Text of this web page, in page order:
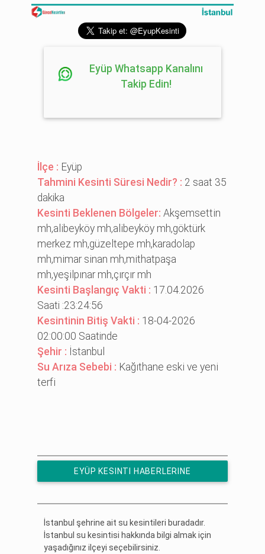
Eyüp Whatsapp Kanalını
Takip Edin!
İlçe : Eyüp
Tahmini Kesinti Süresi Nedir? : 2 saat 35
dakika
Kesinti Beklenen Bölgeler:Akşemsetti̇n
mh,ali̇beyköy mh,ali̇beyköy mh,göktürk
merkez mh,güzeltepe mh,karadolap
mh,mi̇mar si̇nan mh,mi̇thatpaşa
mh,yeşi̇lpınar mh,çırçır mh
Kesinti Başlangıç Vakti : 17.04.2026
Saati :23:24:56
Kesintinin Bitiş Vakti : 18-04-2026
02:00:00 Saatinde
Şehir : İstanbul
Su Arıza Sebebi : Kağıthane eski̇ ve yeni̇
terfi̇
EYÜP KESINTI HABERLERINE
İstanbul şehrine ait su kesintileri buradadır.
İstanbul su kesintisi hakkında bilgi almak için
yaşadığınız ilçeyi seçebilirsiniz.